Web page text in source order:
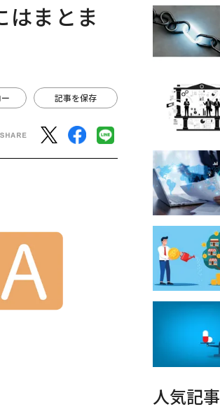
はまとま
記事を保存
人気記事